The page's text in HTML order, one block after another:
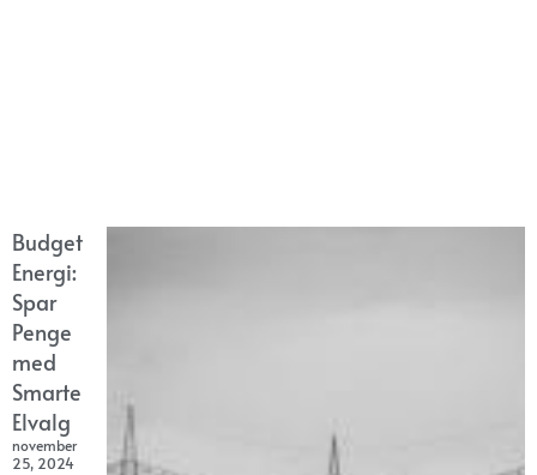
Budget
Energi:
Spar
Penge
med
Smarte
Elvalg
november
25, 2024